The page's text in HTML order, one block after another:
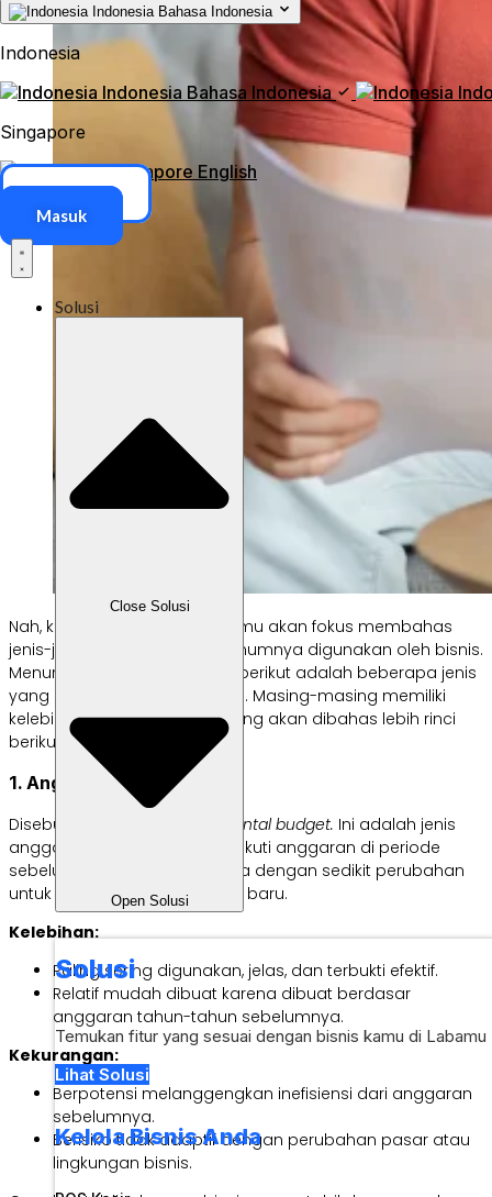
Indonesia Bahasa Indonesia
Indonesia
Indonesia Bahasa Indonesia
Singapore
Singapore English
Masuk
Solusi
Close Solusi
Open Solusi
Solusi
Temukan fitur yang sesuai dengan bisnis kamu di Labamu
Lihat Solusi
Kelola Bisnis Anda
Nah, khusus di artikel ini, Labamu akan fokus membahas
jenis-jenis anggaran yang umumnya digunakan oleh bisnis.
Menurut
berikut adalah beberapa jenis
yang paling sering digunakan. Masing-masing memiliki
kelebihan dan kekurangan yang akan dibahas lebih rinci
berikut ini.
1. Anggaran Tradisional
Disebut juga dengan
incremental budget. Ini adalah jenis
anggaran yang dibuat mengikuti anggaran di periode
sebelumnya—biasanya hanya dengan sedikit perubahan
untuk menetapkan anggaran baru.
Kelebihan:
Paling sering digunakan, jelas, dan terbukti efektif.
Relatif mudah dibuat karena dibuat berdasar
anggaran tahun-tahun sebelumnya.
Kekurangan:
Berpotensi melanggengkan inefisiensi dari anggaran
sebelumnya.
Berisiko tidak adaptif dengan perubahan pasar atau
lingkungan bisnis.